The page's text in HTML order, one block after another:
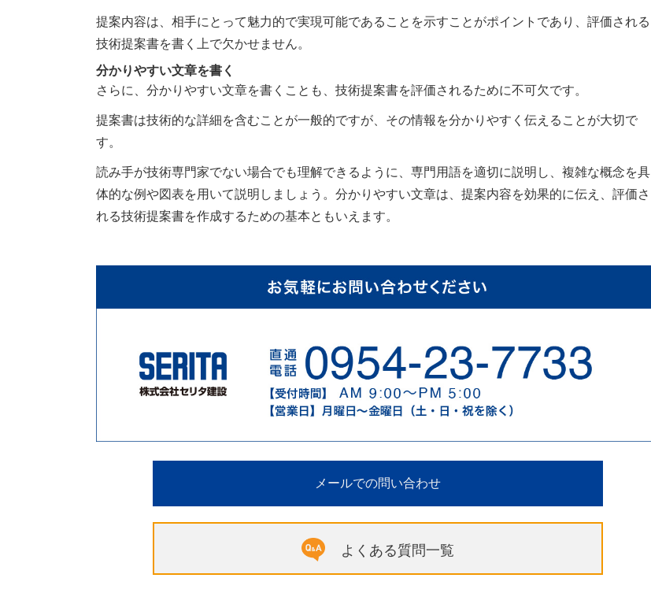
提案内容は、相手にとって魅力的で実現可能であることを示すことがポイントであり、評価される
技術提案書を書く上で欠かせません。
分かりやすい文章を書く
さらに、分かりやすい文章を書くことも、技術提案書を評価されるために不可欠です。
提案書は技術的な詳細を含むことが一般的ですが、その情報を分かりやすく伝えることが大切で
す。
読み手が技術専門家でない場合でも理解できるように、専門用語を適切に説明し、複雑な概念を具
体的な例や図表を用いて説明しましょう。分かりやすい文章は、提案内容を効果的に伝え、評価さ
れる技術提案書を作成するための基本ともいえます。
メールでの問い合わせ
よくある質問一覧